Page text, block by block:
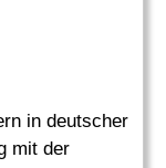
in deutscher
mit der